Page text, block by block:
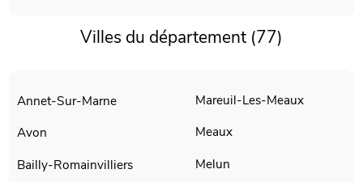
Villes du département (77)
Annet-Sur-Marne
Avon
Bailly-Romainvilliers
Mareuil-Les-Meaux
Meaux
Melun